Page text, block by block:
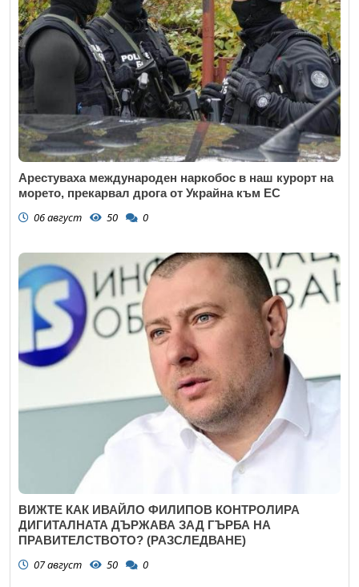
Арестуваха международен наркобос в наш курорт на
морето, прекарвал дрога от Украйна към ЕС
06 август 50 0
ВИЖТЕ КАК ИВАЙЛО ФИЛИПОВ КОНТРОЛИРА
ДИГИТАЛНАТА ДЪРЖАВА ЗАД ГЪРБА НА
ПРАВИТЕЛСТВОТО? (РАЗСЛЕДВАНЕ)
07 август 50 0